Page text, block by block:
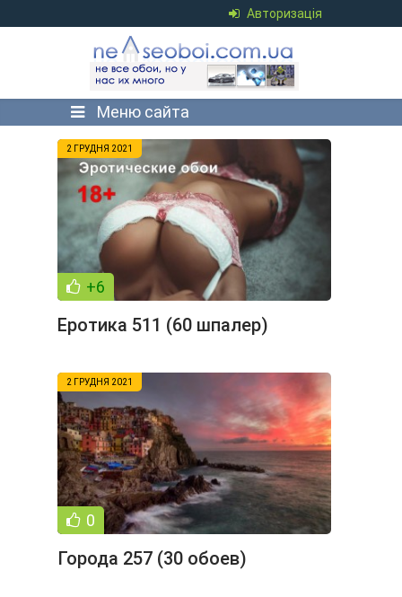
Авторизація
Меню сайта
2 ГРУДНЯ 2021
+6
Еротика 511 (60 шпалер)
2 ГРУДНЯ 2021
0
Города 257 (30 обоев)